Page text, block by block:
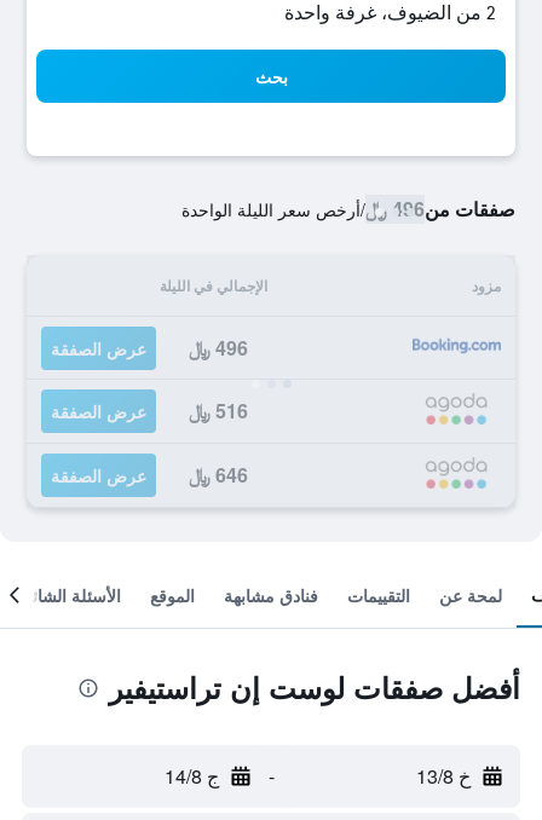
2 من الضيوف، غرفة واحدة
بحث
صفقات من496 ﷼ /أرخص سعر الليلة الواحدة
مزود الإجمالي في الليلة
496 ﷼ عرض الصفقة
516 ﷼ عرض الصفقة
646 ﷼ عرض الصفقة
لمحة عن التقييمات فنادق مشابهة الموقع الأسئلة الشائعة
أفضل صفقات لوست إن تراستيفير
خ 13/8 - ج 14/8